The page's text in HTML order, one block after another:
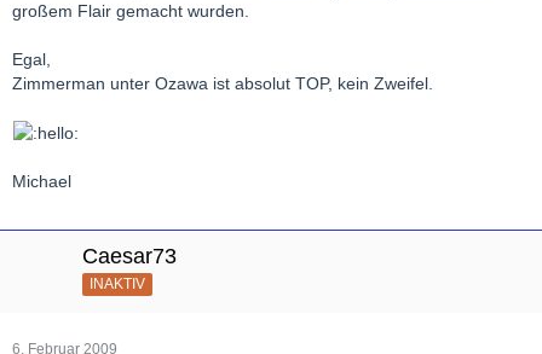
großem Flair gemacht wurden.
Egal,
Zimmerman unter Ozawa ist absolut TOP, kein Zweifel.
Michael
Caesar73
INAKTIV
6. Februar 2009